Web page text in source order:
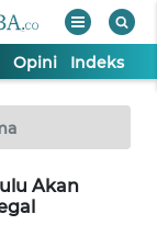
Opini Indeks
Akan